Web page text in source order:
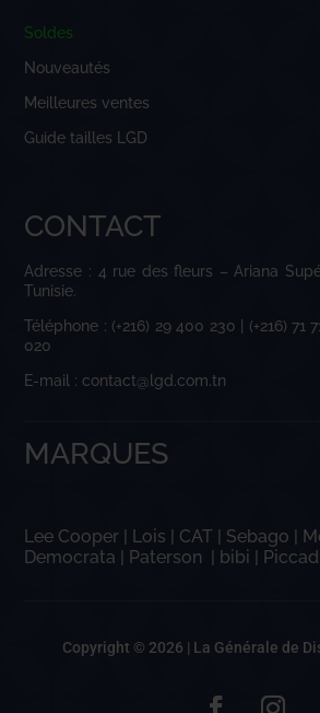
Soldes
Nouveautés
Meilleures ventes
Guide tailles LGD
CONTACT
Adresse : 4 rue des fleurs – Ariana
Tunisie.
Téléphone : (+216) 29 400 230 | (+216) 71
020
E-mail : contact@lgd.com.tn
MARQUES
Lee Cooper | Lois | CAT | Sebago |
Democrata | Paterson | bibi |
Copyright © 2026 | La Générale de